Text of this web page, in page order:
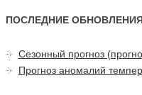
ПОСЛЕДНИЕ
Сезонный прогноз
Прогноз аномалий